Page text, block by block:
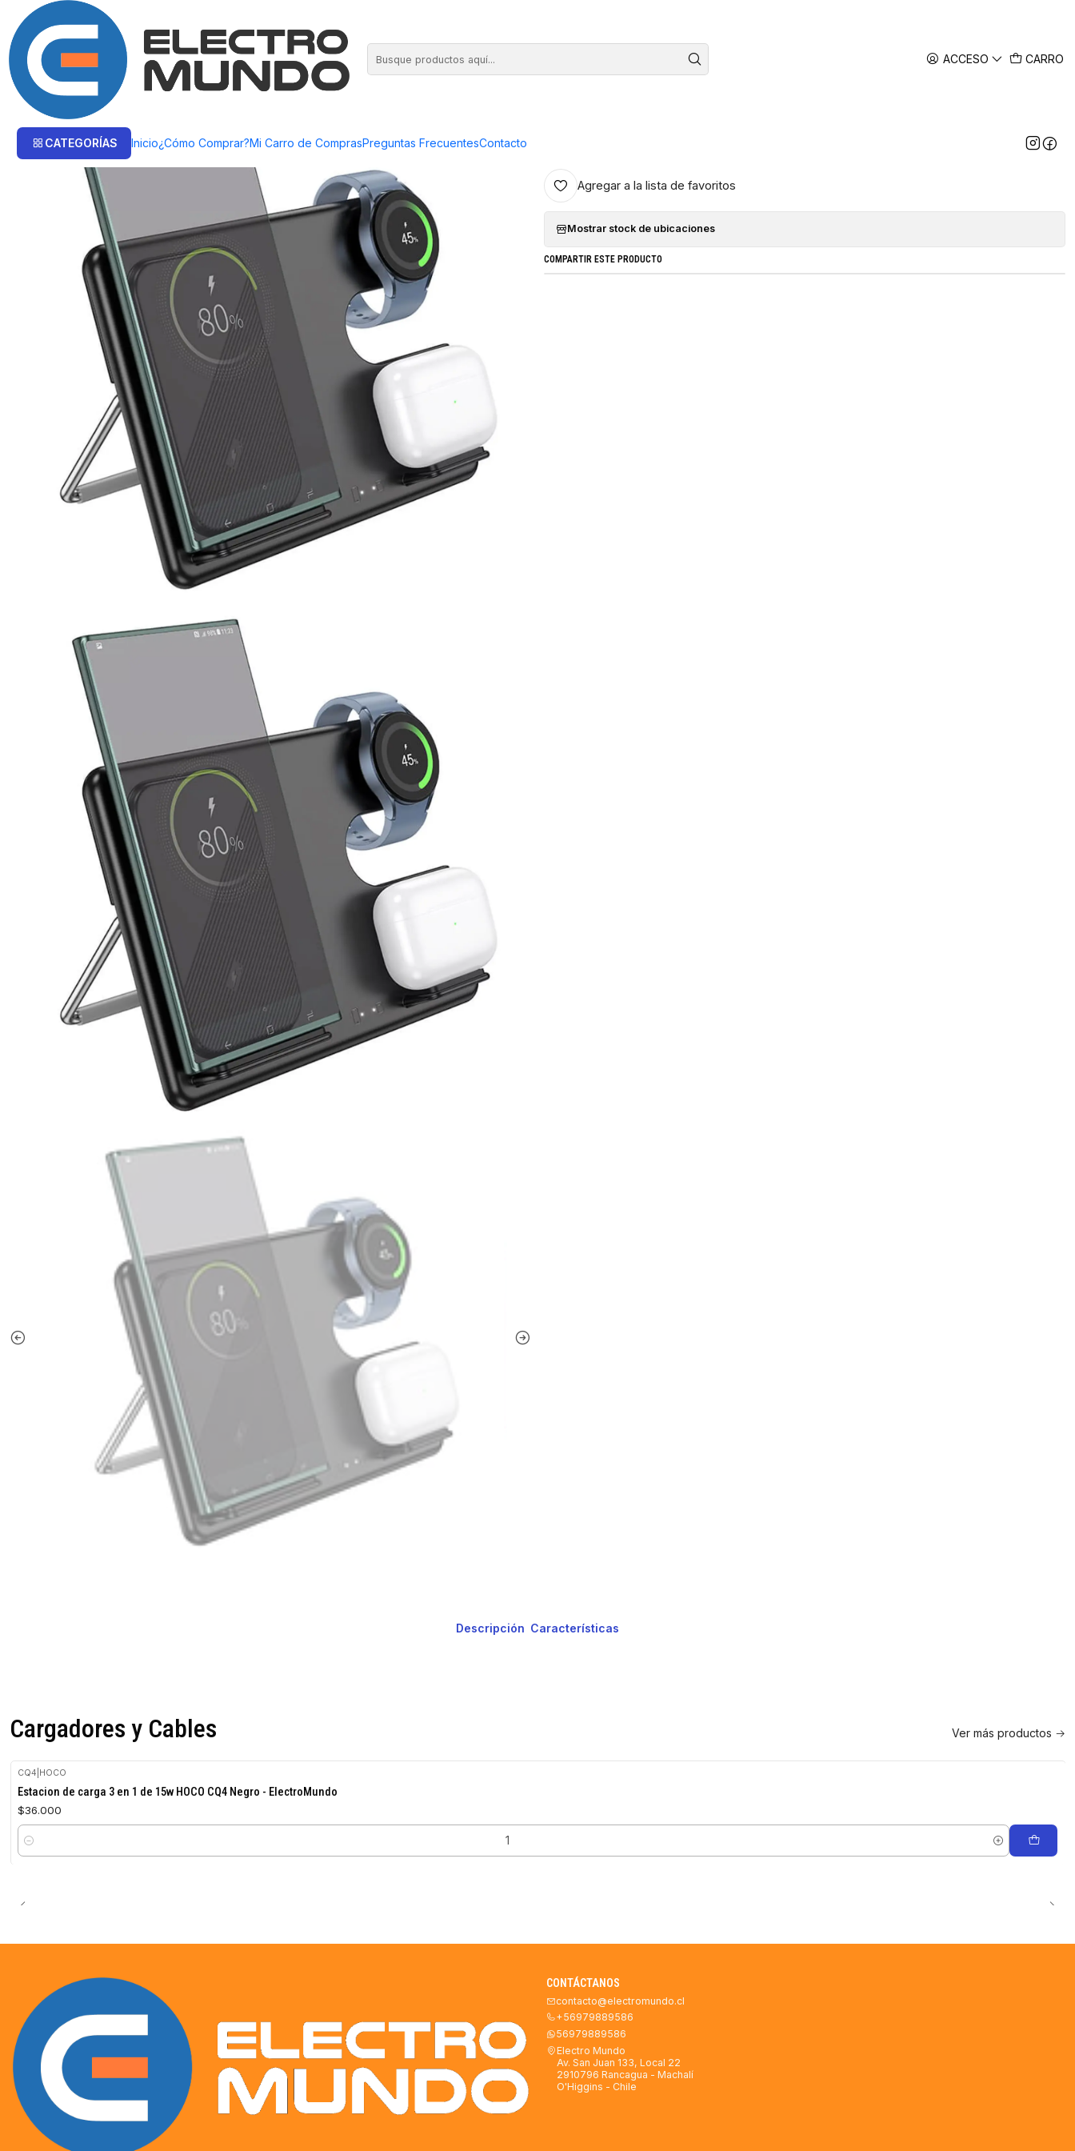
ACCESO CARRO
CATEGORÍAS Inicio¿Cómo Comprar?Mi Carro de ComprasPreguntas FrecuentesContacto
Inicio TELEFONÍA Cargadores y Cables Cargador inalambrico Hoco CQ2 3 en 1 Flash Negro - ElectroMundo
Agregar a la lista de favoritos
Mostrar stock de ubicaciones
COMPARTIR ESTE PRODUCTO
Descripción Características
Cargadores y Cables Ver más productos
CQ4 HOCO
Estacion de carga 3 en 1 de 15w HOCO CQ4 Negro - ElectroMundo
$36.000
Cantidad
CONTÁCTANOS
contacto@electromundo.cl
+56979889586
56979889586
Electro Mundo
Av. San Juan 133, Local 22
2910796 Rancagua - Machalí
O'Higgins - Chile